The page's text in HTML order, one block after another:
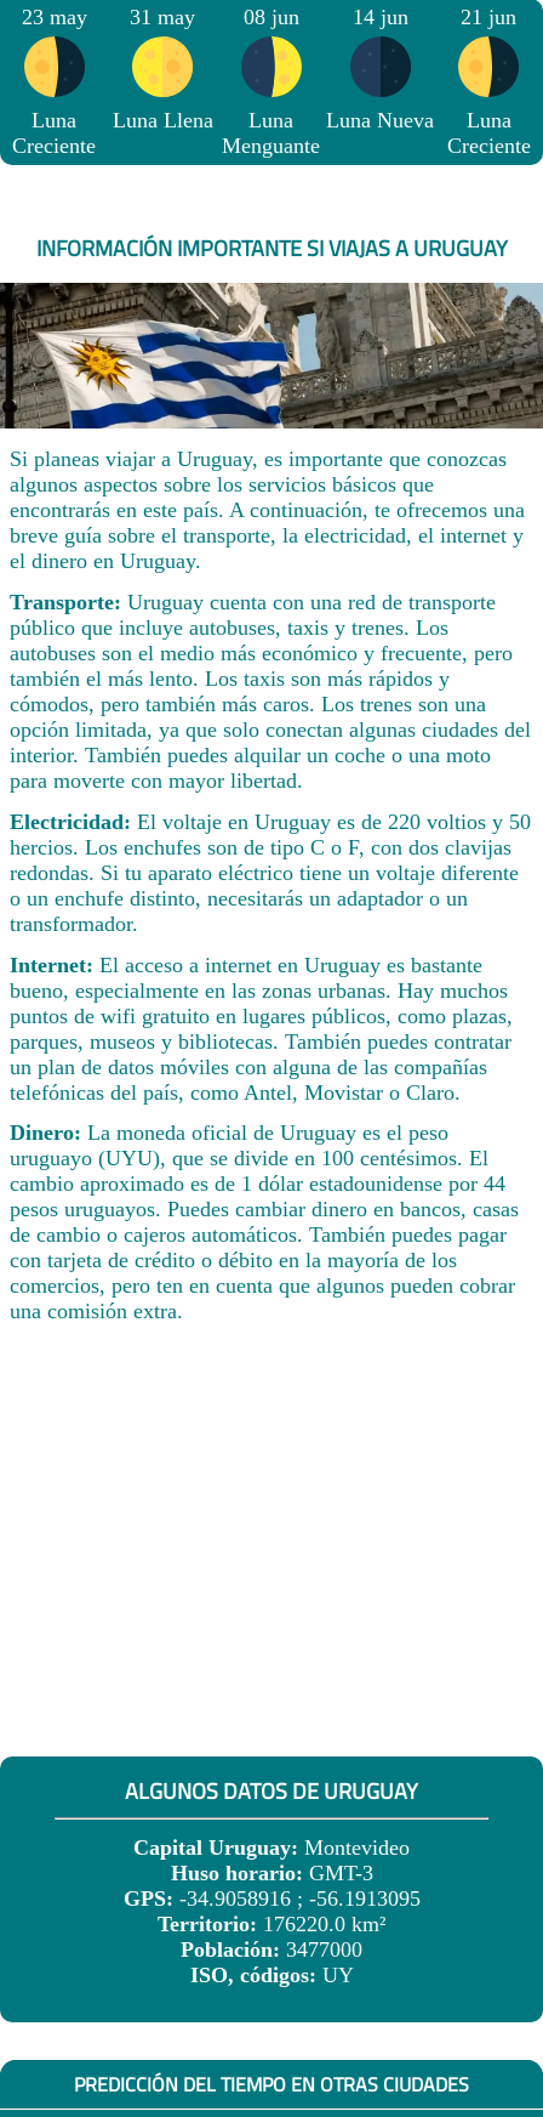
23 may
Luna
Creciente
31 may
Luna Llena
08 jun
Luna
Menguante
14 jun
Luna Nueva
21 jun
Luna
Creciente
INFORMACIÓN IMPORTANTE SI VIAJAS A URUGUAY
Si planeas viajar a Uruguay, es importante que conozcas
algunos aspectos sobre los servicios básicos que
encontrarás en este país. A continuación, te ofrecemos una
breve guía sobre el transporte, la electricidad, el internet y
el dinero en Uruguay.
Transporte: Uruguay cuenta con una red de transporte
público que incluye autobuses, taxis y trenes. Los
autobuses son el medio más económico y frecuente, pero
también el más lento. Los taxis son más rápidos y
cómodos, pero también más caros. Los trenes son una
opción limitada, ya que solo conectan algunas ciudades del
interior. También puedes alquilar un coche o una moto
para moverte con mayor libertad.
Electricidad: El voltaje en Uruguay es de 220 voltios y 50
hercios. Los enchufes son de tipo C o F, con dos clavijas
redondas. Si tu aparato eléctrico tiene un voltaje diferente
o un enchufe distinto, necesitarás un adaptador o un
transformador.
Internet: El acceso a internet en Uruguay es bastante
bueno, especialmente en las zonas urbanas. Hay muchos
puntos de wifi gratuito en lugares públicos, como plazas,
parques, museos y bibliotecas. También puedes contratar
un plan de datos móviles con alguna de las compañías
telefónicas del país, como Antel, Movistar o Claro.
Dinero: La moneda oficial de Uruguay es el peso
uruguayo (UYU), que se divide en 100 centésimos. El
cambio aproximado es de 1 dólar estadounidense por 44
pesos uruguayos. Puedes cambiar dinero en bancos, casas
de cambio o cajeros automáticos. También puedes pagar
con tarjeta de crédito o débito en la mayoría de los
comercios, pero ten en cuenta que algunos pueden cobrar
una comisión extra.
ALGUNOS DATOS DE URUGUAY
Capital Uruguay: Montevideo
Huso horario: GMT-3
GPS: -34.9058916 ; -56.1913095
Territorio: 176220.0 km²
Población: 3477000
ISO, códigos: UY
PREDICCIÓN DEL TIEMPO EN OTRAS CIUDADES